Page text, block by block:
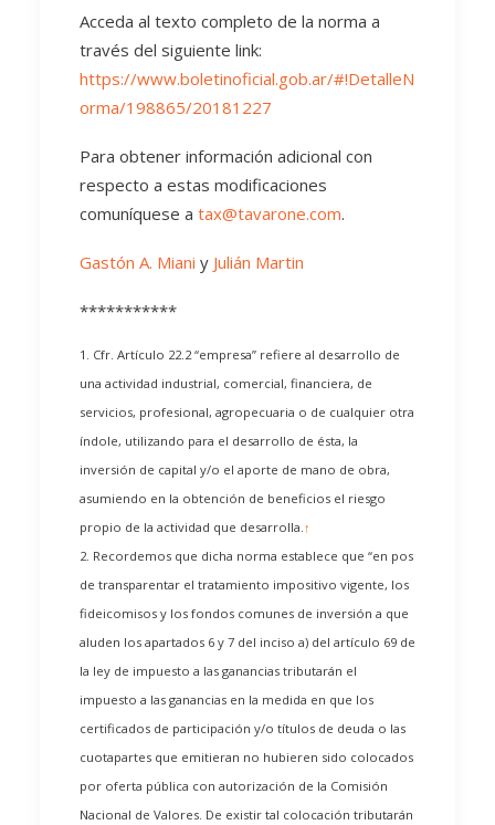
Acceda al texto completo de la norma a
través del siguiente link:
https://www.boletinoficial.gob.ar/#!DetalleN
orma/198865/20181227
Para obtener información adicional con
respecto a estas modificaciones
comuníquese a tax@tavarone.com.
Gastón A. Miani y Julián Martin
***********
1. Cfr. Artículo 22.2 “empresa” refiere al desarrollo de
una actividad industrial, comercial, financiera, de
servicios, profesional, agropecuaria o de cualquier otra
índole, utilizando para el desarrollo de ésta, la
inversión de capital y/o el aporte de mano de obra,
asumiendo en la obtención de beneficios el riesgo
propio de la actividad que desarrolla.↑
2. Recordemos que dicha norma establece que “en pos
de transparentar el tratamiento impositivo vigente, los
fideicomisos y los fondos comunes de inversión a que
aluden los apartados 6 y 7 del inciso a) del artículo 69 de
la ley de impuesto a las ganancias tributarán el
impuesto a las ganancias en la medida en que los
certificados de participación y/o títulos de deuda o las
cuotapartes que emitieran no hubieren sido colocados
por oferta pública con autorización de la Comisión
Nacional de Valores. De existir tal colocación tributarán